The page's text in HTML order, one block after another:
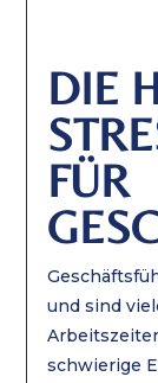
DIE
FÜR
und sind
schwierige